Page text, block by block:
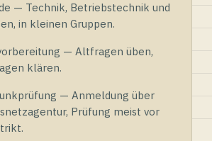
— Technik, Betriebstechnik und
in kleinen Gruppen.
— Altfragen üben,
klären.
— Anmeldung über
Prüfung meist vor